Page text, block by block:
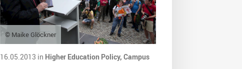
© Maike Glöckner
16.05.2013 in Higher Education Policy, Campus